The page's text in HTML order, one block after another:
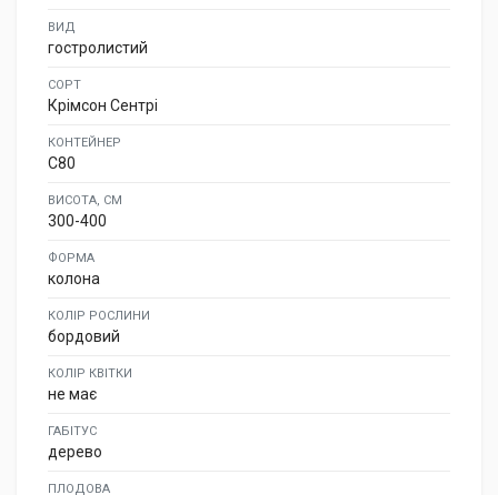
ВИД
гостролистий
СОРТ
Крімсон Сентрі
КОНТЕЙНЕР
C80
ВИСОТА, СМ
300-400
ФОРМА
колона
КОЛІР РОСЛИНИ
бордовий
КОЛІР КВІТКИ
не має
ГАБІТУС
дерево
ПЛОДОВА